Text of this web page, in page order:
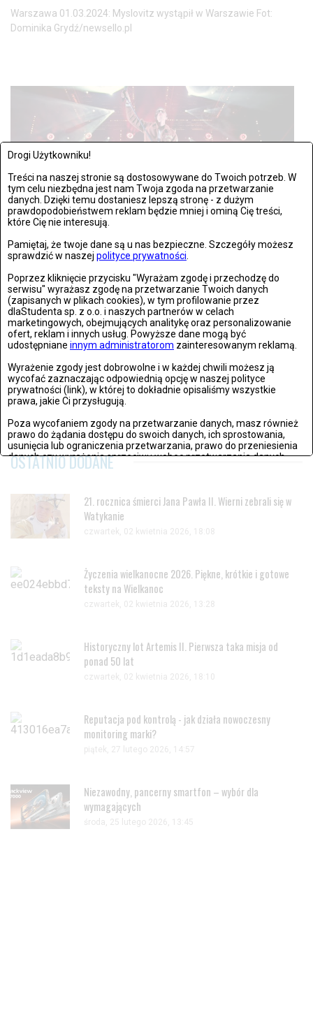
Drogi Użytkowniku!
Treści na naszej stronie są dostosowywane do Twoich potrzeb. W
tym celu niezbędna jest nam Twoja zgoda na przetwarzanie
danych. Dzięki temu dostaniesz lepszą stronę - z dużym
prawdopodobieństwem reklam będzie mniej i ominą Cię treści,
które Cię nie interesują.
Pamiętaj, że twoje dane są u nas bezpieczne. Szczegóły możesz
sprawdzić w naszej polityce prywatności
Poprzez kliknięcie przycisku "Wyrażam zgodę i przechodzę do
serwisu" wyrażasz zgodę na przetwarzanie Twoich danych
(zapisanych w plikach cookies), w tym profilowanie przez
dlaStudenta sp. z o.o. i naszych partnerów w celach
marketingowych, obejmujących analitykę oraz personalizowanie
ofert, reklam i innych usług. Powyższe dane mogą być
udostępniane innym administratorom zainteresowanym reklamą.
Wyrażenie zgody jest dobrowolne i w każdej chwili możesz ją
wycofać zaznaczając odpowiednią opcję w naszej polityce
prywatności (link), w której to dokładnie opisaliśmy wszystkie
prawa, jakie Ci przysługują.
Poza wycofaniem zgody na przetwarzanie danych, masz również
prawo do żądania dostępu do swoich danych, ich sprostowania,
usunięcia lub ograniczenia przetwarzania, prawo do przeniesienia
danych czy wyrażenia sprzeciwu wobec przetwarzania danych.
Wyrażam zgodę i przechodzę do serwisu
Warszawa 01.03.2024: Myslovitz wystąpił w Warszawie Fot:
Dominika Grydź/newsello.pl
SOBOTA, 16 WRZEŚNIA 2023, 12:21
Łódź: Great September 2023: Mrozu, Asster
Łódź 15.09.2023: Great September 2023: Mrozu, Asster Fot:
Ksenia Paczyńska/Newsello.pl
POKAŻ KOLEJNE WYNIKI
OSTATNIO DODANE
21. rocznica śmierci Jana Pawła II. Wierni zebrali się w
Watykanie
czwartek, 02 kwietnia 2026, 18:08
Życzenia wielkanocne 2026. Piękne, krótkie i gotowe
teksty na Wielkanoc
czwartek, 02 kwietnia 2026, 13:28
Historyczny lot Artemis II. Pierwsza taka misja od
ponad 50 lat
czwartek, 02 kwietnia 2026, 18:10
Reputacja pod kontrolą - jak działa nowoczesny
monitoring marki?
piątek, 27 lutego 2026, 14:57
Niezawodny, pancerny smartfon – wybór dla
wymagających
środa, 25 lutego 2026, 13:45